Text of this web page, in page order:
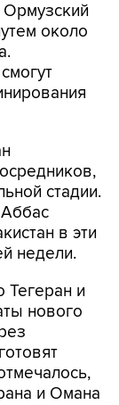
около
стадии.
в эти
недели.
и
нового
и Омана